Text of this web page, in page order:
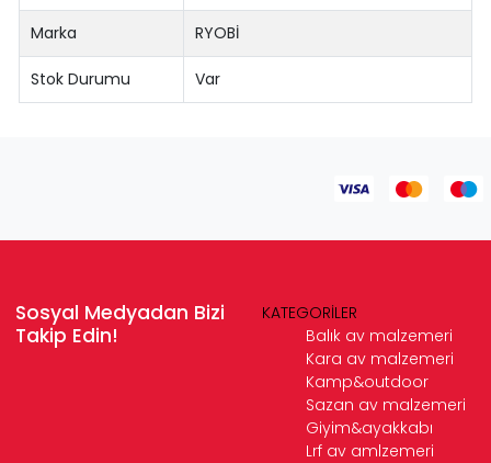
Marka RYOBİ
Stok Durumu Var
Sosyal Medyadan Bizi
Takip Edin!
KATEGORİLER
Balık av malzemeri
Kara av malzemeri
Kamp&outdoor
Sazan av malzemeri
Giyim&ayakkabı
Lrf av amlzemeri